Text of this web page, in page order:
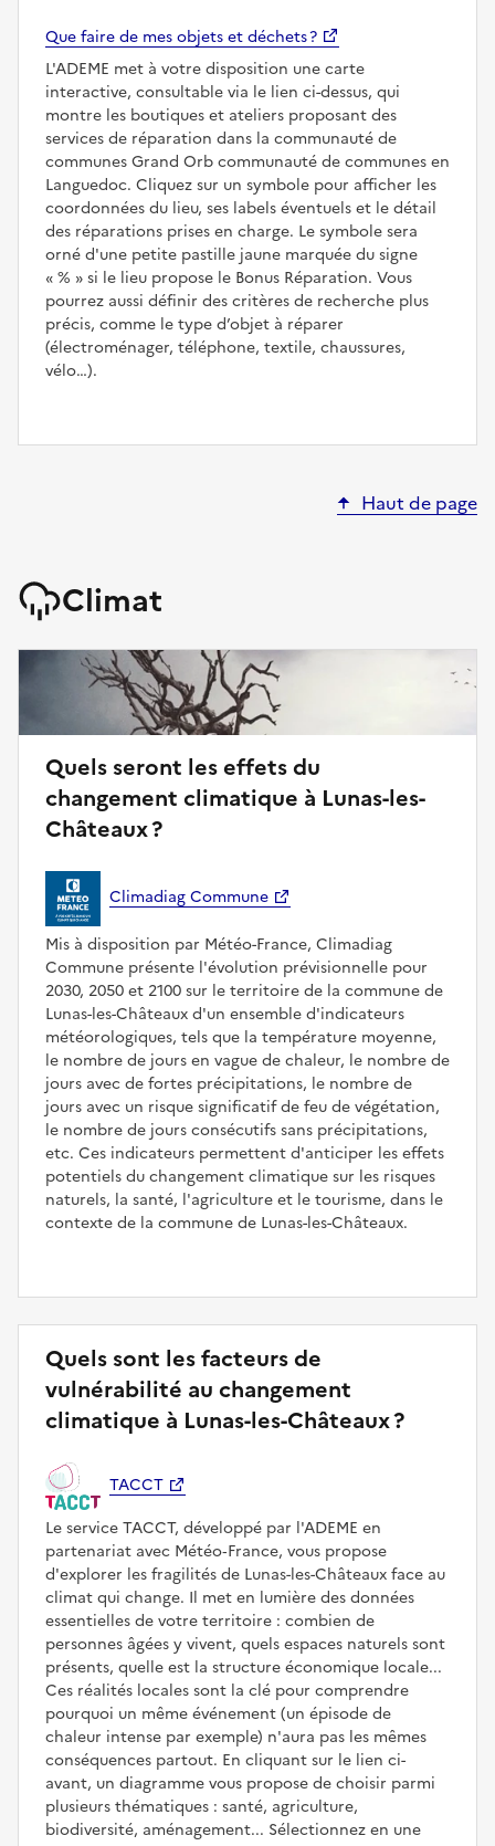
Que faire de mes objets et déchets ?
L'ADEME met à votre disposition une carte
interactive, consultable via le lien ci-dessus, qui
montre les boutiques et ateliers proposant des
services de réparation dans la communauté de
communes Grand Orb communauté de communes en
Languedoc. Cliquez sur un symbole pour afficher les
coordonnées du lieu, ses labels éventuels et le détail
des réparations prises en charge. Le symbole sera
orné d'une petite pastille jaune marquée du signe
%
si le lieu propose le Bonus Réparation. Vous
pourrez aussi définir des critères de recherche plus
précis, comme le type d’objet à réparer
(électroménager, téléphone, textile, chaussures,
vélo…).
Haut de page
Climat
Quels seront les effets du
changement climatique à Lunas-les-
Châteaux ?
Climadiag Commune
Mis à disposition par Météo-France, Climadiag
Commune présente l'évolution prévisionnelle pour
2030, 2050 et 2100 sur le territoire de la commune de
Lunas-les-Châteaux d'un ensemble d'indicateurs
météorologiques, tels que la température moyenne,
le nombre de jours en vague de chaleur, le nombre de
jours avec de fortes précipitations, le nombre de
jours avec un risque significatif de feu de végétation,
le nombre de jours consécutifs sans précipitations,
etc. Ces indicateurs permettent d'anticiper les effets
potentiels du changement climatique sur les risques
naturels, la santé, l'agriculture et le tourisme, dans le
contexte de la commune de Lunas-les-Châteaux.
Quels sont les facteurs de
vulnérabilité au changement
climatique à Lunas-les-Châteaux ?
TACCT
Le service TACCT, développé par l'ADEME en
partenariat avec Météo‑France, vous propose
d'explorer les fragilités de Lunas-les-Châteaux face au
climat qui change. Il met en lumière des données
essentielles de votre territoire : combien de
personnes âgées y vivent, quels espaces naturels sont
présents, quelle est la structure économique locale...
Ces réalités locales sont la clé pour comprendre
pourquoi un même événement (un épisode de
chaleur intense par exemple) n'aura pas les mêmes
conséquences partout. En cliquant sur le lien ci-
avant, un diagramme vous propose de choisir parmi
plusieurs thématiques : santé, agriculture,
biodiversité, aménagement... Sélectionnez en une